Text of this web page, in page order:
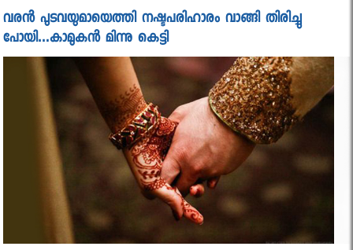
വരന്‍ പുടവയുമായെത്തി നഷ്ടപരിഹാരം വാങ്ങി തിരിച്ചു
പോയി…കാമുകന്‍ മിന്നു കെട്ടി